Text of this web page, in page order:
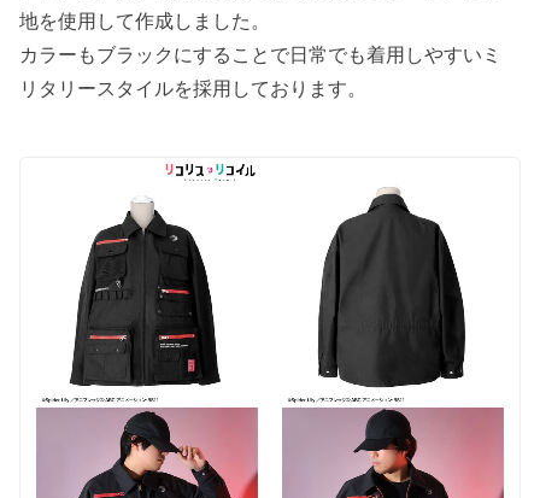
地を使用して作成しました。
カラーもブラックにすることで日常でも着用しやすいミ
リタリースタイルを採用しております。